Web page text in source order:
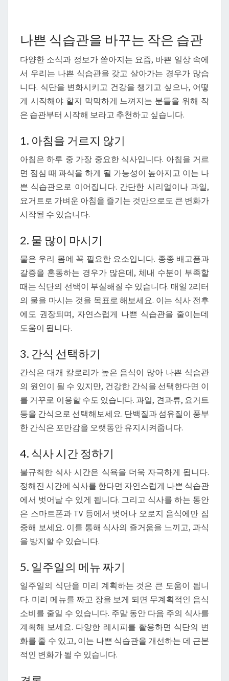
관
을
바
꾸
는
작
은
관
나쁜 식습관을 바꾸는 작은 습관
다양한 소식과 정보가 쏟아지는 요즘, 바쁜 일상 속에
서 우리는 나쁜 식습관을 갖고 살아가는 경우가 많습
니다. 식단을 변화시키고 건강을 챙기고 싶으나, 어떻
게 시작해야 할지 막막하게 느껴지는 분들을 위해 작
은 습관부터 시작해 보라고 추천하고 싶습니다.
1. 아침을 거르지 않기
아침은 하루 중 가장 중요한 식사입니다. 아침을 거르
면 점심 때 과식을 하게 될 가능성이 높아지고 이는 나
쁜 식습관으로 이어집니다. 간단한 시리얼이나 과일,
요거트로 가벼운 아침을 즐기는 것만으로도 큰 변화가
시작될 수 있습니다.
2. 물 많이 마시기
물은 우리 몸에 꼭 필요한 요소입니다. 종종 배고픔과
갈증을 혼동하는 경우가 많은데, 체내 수분이 부족할
때는 식단의 선택이 부실해질 수 있습니다. 매일 2리터
의 물을 마시는 것을 목표로 해보세요. 이는 식사 전후
에도 권장되며, 자연스럽게 나쁜 식습관을 줄이는데
도움이 됩니다.
3. 간식 선택하기
간식은 대개 칼로리가 높은 음식이 많아 나쁜 식습관
의 원인이 될 수 있지만, 건강한 간식을 선택한다면 이
를 거꾸로 이용할 수도 있습니다. 과일, 견과류, 요거트
등을 간식으로 선택해보세요. 단백질과 섬유질이 풍부
한 간식은 포만감을 오랫동안 유지시켜줍니다.
4. 식사 시간 정하기
불규칙한 식사 시간은 식욕을 더욱 자극하게 됩니다.
정해진 시간에 식사를 한다면 자연스럽게 나쁜 식습관
에서 벗어날 수 있게 됩니다. 그리고 식사를 하는 동안
은 스마트폰과 TV 등에서 벗어나 오로지 음식에만 집
중해 보세요. 이를 통해 식사의 즐거움을 느끼고, 과식
을 방지할 수 있습니다.
5. 일주일의 메뉴 짜기
일주일의 식단을 미리 계획하는 것은 큰 도움이 됩니
다. 미리 메뉴를 짜고 장을 보게 되면 무계획적인 음식
소비를 줄일 수 있습니다. 주말 동안 다음 주의 식사를
계획해 보세요. 다양한 레시피를 활용하면 식단의 변
화를 줄 수 있고, 이는 나쁜 식습관을 개선하는 데 근본
적인 변화가 될 수 있습니다.